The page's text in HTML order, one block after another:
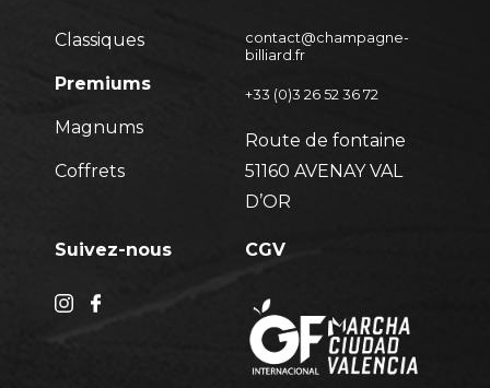
Classiques
Premiums
Magnums
Coffrets
contact@champagne-
billiard.fr
+33 (0)3 26 52 36 72
Route de fontaine
51160 AVENAY VAL
D’OR
Suivez-nous CGV